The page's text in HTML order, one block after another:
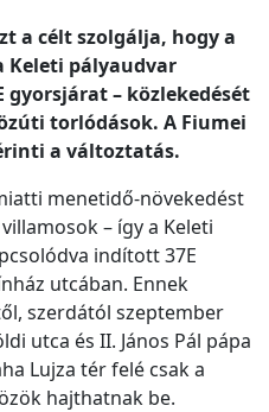
a célt szolgálja, hogy a
Keleti pályaudvar
– közlekedését
torlódások. A Fiumei
a változtatás.
menetidő-növekedést
– így a Keleti
indított 37E
utcában. Ennek
szerdától szeptember
utca és II. János Pál pápa
Lujza tér felé csak a
hajthatnak be.